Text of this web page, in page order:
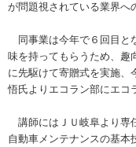
が問題視されている業界へ
同事業は今年で６回目と
味を持ってもらうため、趣
に先駆けて寄贈式を実施、
悟氏よりエコラン部にエコ
講師にはＪＵ岐阜より専
自動車メンテナンスの基本